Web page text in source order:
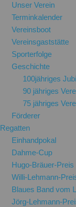
Unser Verein
Terminkalender
Vereinsboot
Vereinsgaststätte
Sporterfolge
Geschichte
100jähriges
90 jähriges
75 jähriges
Förderer
Regatten
Einhandpokal
Dahme-Cup
Hugo-Bräuer-Preis
Willi-Lehmann-
Blaues Band vom
Jörg-Lehmann-